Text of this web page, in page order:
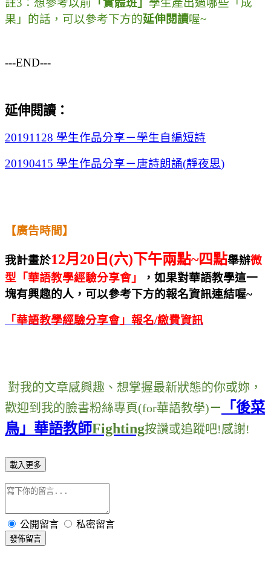
註3 ：想參考以前 「實體班」 學生產出過哪些「成
果」的話，可以參考下方的延伸閱讀喔~
---END---
延伸閱讀 ：
20191128 學生作品分享－學生自編短詩
20190415 學生作品分享－唐詩朗誦(靜夜思)
【廣告時間】
我計畫於12月20日(六)下午兩點~四點舉辦微
型「華語教學經驗分享會」
，如果對華語教學這一
塊有興趣的人，可以參考下方的報名資訊連結喔~
「華語教學經驗分享會」報名/繳費資訊
對我的文章感興趣 、 想掌握最新狀態的你或妳 ，
歡迎到我的臉書粉絲專頁(for華語教學)－
「後菜
鳥」華語教師Fighting按讚或追蹤吧!感謝!
載入更多
公開留言 私密留言
發佈留言